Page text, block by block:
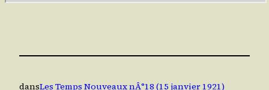
dansLes Temps Nouveaux nÂ°18 (15 janvier 1921)